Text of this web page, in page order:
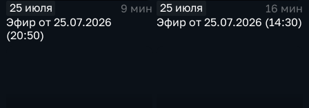
25 июля
9 мин
Эфир от 25.07.2026
(20:50)
25 июля
16 мин
Эфир от 25.07.2026 (14:30)